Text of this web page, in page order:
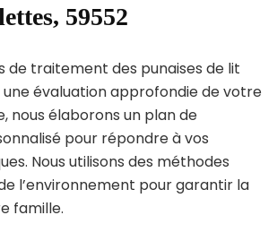
59552
de traitement des punaises de lit
évaluation approfondie de votre
nous élaborons un plan de
pour répondre à vos
Nous utilisons des méthodes
l’environnement pour garantir la
famille.